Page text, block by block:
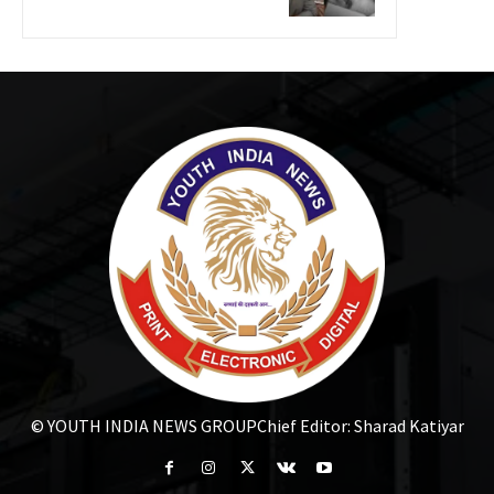
© YOUTH INDIA NEWS GROUPChief Editor: Sharad Katiyar